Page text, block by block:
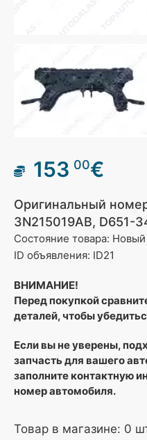
153 00€
Оригинальный
3N215019AB, D651-
Состояние товара: Новый
ID объявления: ID21
ВНИМАНИЕ!
Перед покупкой
деталей, чтобы
Если вы не уверены,
запчасть для вашего
заполните контактную
номер автомобиля.
Товар в магазине: 0